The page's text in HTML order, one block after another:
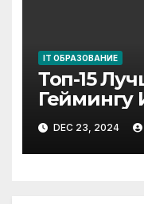
IT ОБРАЗОВАНИЕ
Топ-15
Геймингу
DEC 23, 2024